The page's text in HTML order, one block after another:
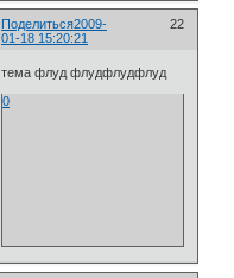
Поделиться 22
2009-
01-18 15:20:21
тема флуд флудфлудфлуд
0